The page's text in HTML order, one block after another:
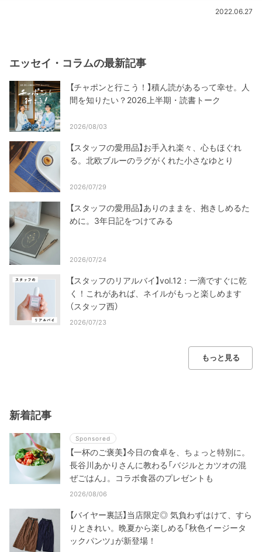
2022.06.27
エッセイ・コラムの最新記事
【チャポンと行こう！】積ん読があるって幸せ。人
間を知りたい？2026上半期・読書トーク
2026/08/03
【スタッフの愛用品】お手入れ楽々、心もほぐれ
る。北欧ブルーのラグがくれた小さなゆとり
2026/07/29
【スタッフの愛用品】ありのままを、抱きしめるた
めに。3年日記をつけてみる
2026/07/24
【スタッフのリアルバイ】vol.12：一滴ですぐに乾
く！これがあれば、ネイルがもっと楽しめます
（スタッフ西）
2026/07/23
もっと見る
新着記事
Sponsored
【一杯のご褒美】今日の食卓を、ちょっと特別に。
長谷川あかりさんに教わる「バジルとカツオの混
ぜごはん」。コラボ食器のプレゼントも
2026/08/06
【バイヤー裏話】当店限定◎ 気負わずはけて、すら
りときれい。晩夏から楽しめる「秋色イージータ
ックパンツ」が新登場！